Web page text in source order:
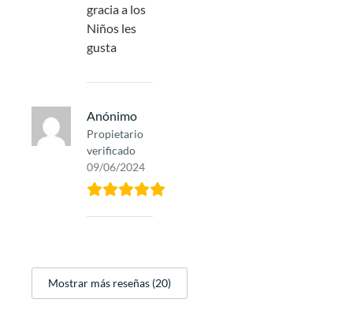
gracia a los
Niños les
gusta
Anónimo
Propietario
verificado
09/06/2024
Mostrar más reseñas (20)